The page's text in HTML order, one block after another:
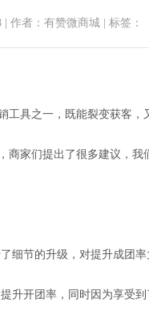
作者：有赞微商城 标签：
工具之一，既能裂变获客
商家们提出了很多建议，我
细节的升级，对提升成团率
升开团率，同时因为享受